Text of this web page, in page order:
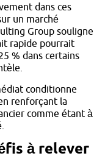
dans ces
un marché
Group souligne
rapide pourrait
% dans certains
conditionne
renforçant la
comme étant à
à relever